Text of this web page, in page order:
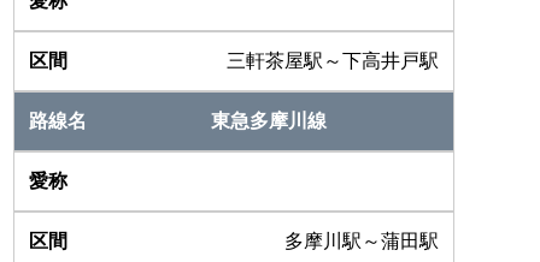
三軒茶屋駅～下高井戸駅
東急多摩川線
多摩川駅～蒲田駅